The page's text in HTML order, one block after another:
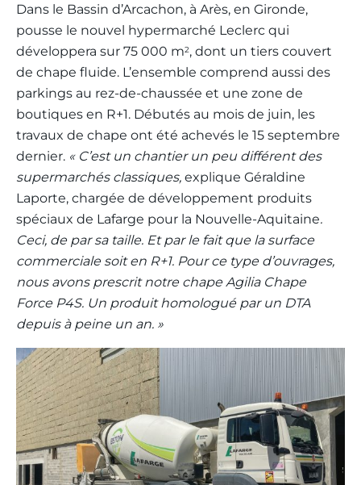
Dans le Bassin d’Arcachon, à Arès, en Gironde,
pousse le nouvel hypermarché Leclerc qui
développera sur 75 000 m2, dont un tiers couvert
de chape fluide. L’ensemble comprend aussi des
parkings au rez-de-chaussée et une zone de
boutiques en R+1. Débutés au mois de juin, les
travaux de chape ont été achevés le 15 septembre
dernier. « C’est un chantier un peu différent des
supermarchés classiques, explique Géraldine
Laporte, chargée de développement produits
spéciaux de Lafarge pour la Nouvelle-Aquitaine.
Ceci, de par sa taille. Et par le fait que la surface
commerciale soit en R+1. Pour ce type d’ouvrages,
nous avons prescrit notre chape Agilia Chape
Force P4S. Un produit homologué par un DTA
depuis à peine un an. »